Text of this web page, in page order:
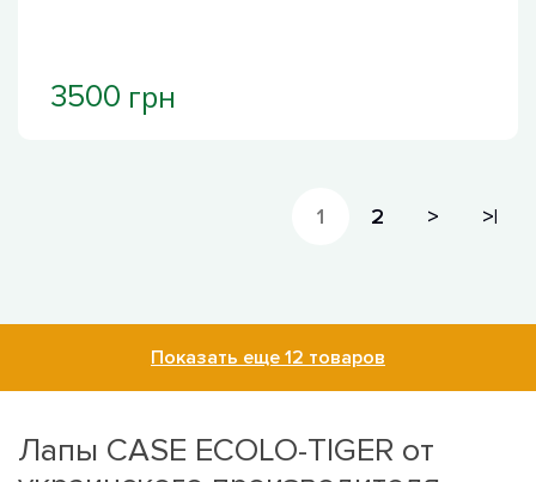
3500 грн
1 2 > >|
Показать еще 12 товаров
Лапы CASE ECOLO-TIGER от